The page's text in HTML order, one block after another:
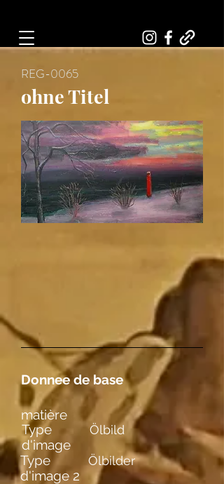
REG-0065
ohne Titel
Donnee de base
Type
d'image
Ölbild
Type
d'image 2
Ölbilder
matière